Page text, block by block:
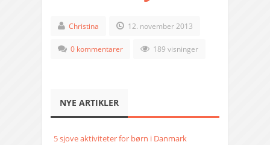
Christina 12. november 2013
0 kommentarer 189 visninger
NYE ARTIKLER
5 sjove aktiviteter for børn i Danmark